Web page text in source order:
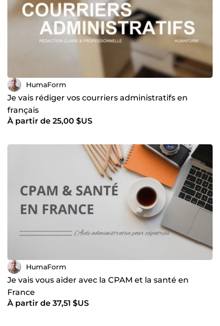
HumaForm
Je vais rédiger vos courriers administratifs en
français
À partir de 25,00 $US
HumaForm
Je vais vous aider avec la CPAM et la santé en
France
À partir de 37,51 $US